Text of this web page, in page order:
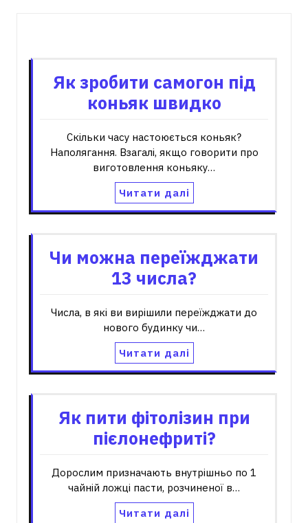
Як зробити самогон під
коньяк швидко
Скільки часу настоюється коньяк?
Наполягання. Взагалі, якщо говорити про
виготовлення коньяку…
Читати далі
Чи можна переїжджати
13 числа?
Числа, в які ви вирішили переїжджати до
нового будинку чи…
Читати далі
Як пити фітолізин при
пієлонефриті?
Дорослим призначають внутрішньо по 1
чайній ложці пасти, розчиненої в…
Читати далі